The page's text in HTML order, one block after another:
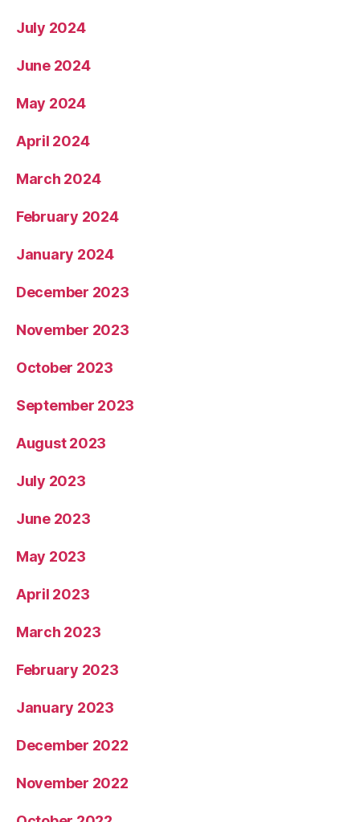
July 2024
June 2024
May 2024
April 2024
March 2024
February 2024
January 2024
December 2023
November 2023
October 2023
September 2023
August 2023
July 2023
June 2023
May 2023
April 2023
March 2023
February 2023
January 2023
December 2022
November 2022